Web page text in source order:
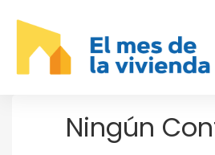
Ningún